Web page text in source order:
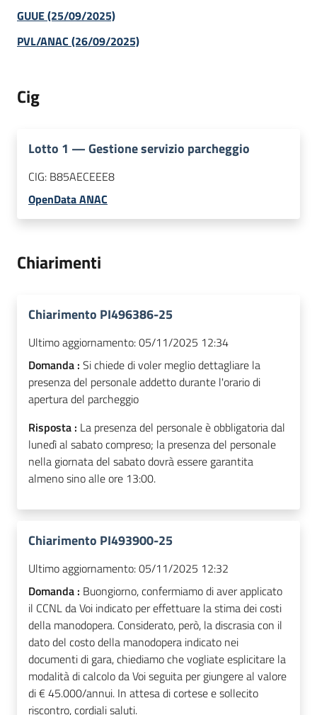
GUUE (25/09/2025)
PVL/ANAC (26/09/2025)
Cig
Lotto 1 —Gestione servizio parcheggio
CIG: B85AECEEE8
OpenData ANAC
Chiarimenti
Chiarimento PI496386-25
Ultimo aggiornamento:05/11/2025 12:34
Domanda : Si chiede di voler meglio dettagliare la
presenza del personale addetto durante l'orario di
apertura del parcheggio
Risposta : La presenza del personale è obbligatoria dal
lunedì al sabato compreso; la presenza del personale
nella giornata del sabato dovrà essere garantita
almeno sino alle ore 13:00.
Chiarimento PI493900-25
Ultimo aggiornamento:05/11/2025 12:32
Domanda : Buongiorno, confermiamo di aver applicato
il CCNL da Voi indicato per effettuare la stima dei costi
della manodopera. Considerato, però, la discrasia con il
dato del costo della manodopera indicato nei
documenti di gara, chiediamo che vogliate esplicitare la
modalità di calcolo da Voi seguita per giungere al valore
di € 45.000/annui. In attesa di cortese e sollecito
riscontro, cordiali saluti.